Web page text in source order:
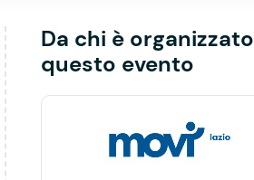
Da chi è organizzato
questo evento